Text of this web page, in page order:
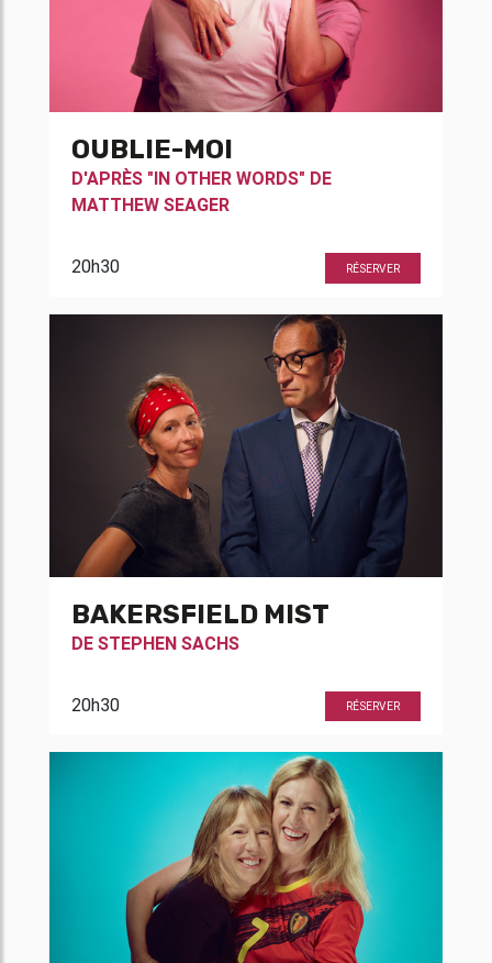
OUBLIE-MOI
D'APRÈS "IN OTHER WORDS" DE
MATTHEW SEAGER
20h30 RÉSERVER
BAKERSFIELD MIST
DE STEPHEN SACHS
20h30 RÉSERVER